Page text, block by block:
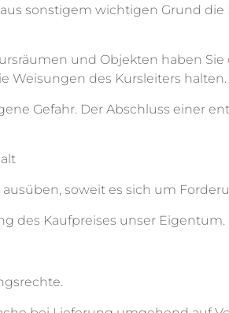
sonstigem wichtigen Grund
und Objekten haben
Weisungen des Kursleiters halten.
Gefahr. Der Abschluss einer
soweit es sich um
des Kaufpreises unser Eigentum.